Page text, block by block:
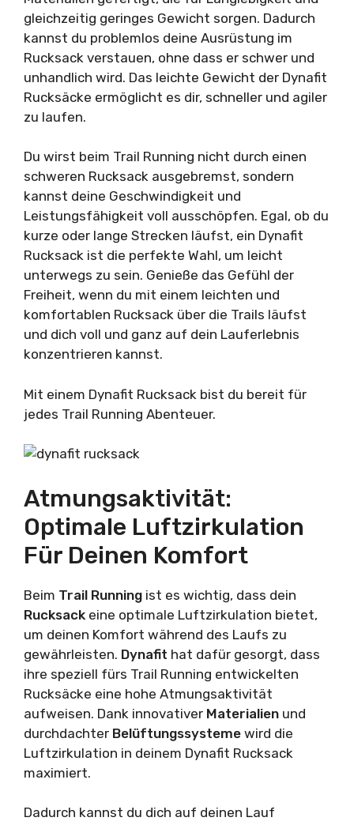
gleichzeitig geringes Gewicht sorgen. Dadurch
kannst du problemlos deine Ausrüstung im
Rucksack verstauen, ohne dass er schwer und
unhandlich wird. Das leichte Gewicht der Dynafit
Rucksäcke ermöglicht es dir, schneller und agiler
zu laufen.
Du wirst beim Trail Running nicht durch einen
schweren Rucksack ausgebremst, sondern
kannst deine Geschwindigkeit und
Leistungsfähigkeit voll ausschöpfen. Egal, ob du
kurze oder lange Strecken läufst, ein Dynafit
Rucksack ist die perfekte Wahl, um leicht
unterwegs zu sein. Genieße das Gefühl der
Freiheit, wenn du mit einem leichten und
komfortablen Rucksack über die Trails läufst
und dich voll und ganz auf dein Lauferlebnis
konzentrieren kannst.
Mit einem Dynafit Rucksack bist du bereit für
jedes Trail Running Abenteuer.
Atmungsaktivität:
Optimale Luftzirkulation
Für Deinen Komfort
Beim Trail Running ist es wichtig, dass dein
Rucksack eine optimale Luftzirkulation bietet,
um deinen Komfort während des Laufs zu
gewährleisten. Dynafit hat dafür gesorgt, dass
ihre speziell fürs Trail Running entwickelten
Rucksäcke eine hohe Atmungsaktivität
aufweisen. Dank innovativer Materialien und
durchdachter Belüftungssysteme wird die
Luftzirkulation in deinem Dynafit Rucksack
maximiert.
Dadurch kannst du dich auf deinen Lauf